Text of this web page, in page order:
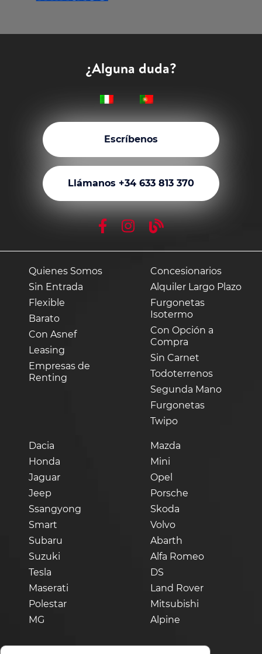
¿Alguna duda?
Escríbenos
Llámanos +34 633 813 370
Quienes Somos
Sin Entrada
Flexible
Barato
Con Asnef
Leasing
Empresas de
Renting
Dacia
Honda
Jaguar
Jeep
Ssangyong
Smart
Subaru
Suzuki
Tesla
Maserati
Polestar
MG
Mazda
Mini
Opel
Porsche
Skoda
Volvo
Abarth
Alfa Romeo
DS
Land Rover
Mitsubishi
Alpine
Concesionarios
Alquiler Largo Plazo
Furgonetas
Isotermo
Con Opción a
Compra
Sin Carnet
Todoterrenos
Segunda Mano
Furgonetas
Twipo